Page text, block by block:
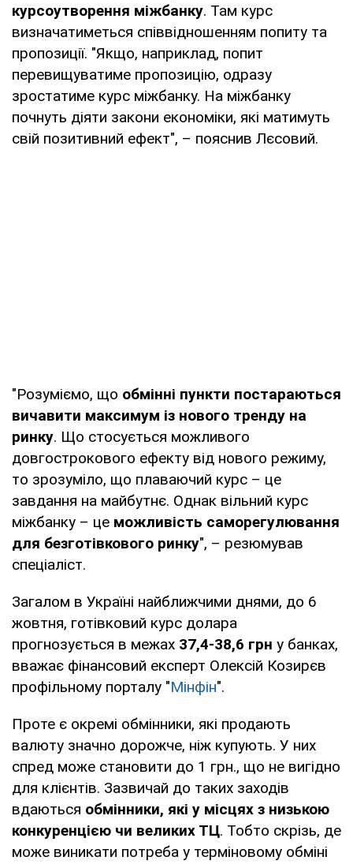
курсоутворення міжбанку. Там курс
визначатиметься співвідношенням попиту та
пропозиції. "Якщо, наприклад, попит
перевищуватиме пропозицію, одразу
зростатиме курс міжбанку. На міжбанку
почнуть діяти закони економіки, які матимуть
свій позитивний ефект", – пояснив Лєсовий.
"Розуміємо, що обмінні пункти постараються
вичавити максимум із нового тренду на
ринку. Що стосується можливого
довгострокового ефекту від нового режиму,
то зрозуміло, що плаваючий курс – це
завдання на майбутнє. Однак вільний курс
міжбанку – це можливість саморегулювання
для безготівкового ринку", – резюмував
спеціаліст.
Загалом в Україні найближчими днями, до 6
жовтня, готівковий курс долара
прогнозується в межах 37,4-38,6 грн у банках,
вважає фінансовий експерт Олексій Козирєв
профільному порталу "Мінфін".
Проте є окремі обмінники, які продають
валюту значно дорожче, ніж купують. У них
спред може становити до 1 грн., що не вигідно
для клієнтів. Зазвичай до таких заходів
вдаються обмінники, які у місцях з низькою
конкуренцією чи великих ТЦ. Тобто скрізь, де
може виникати потреба у терміновому обміні